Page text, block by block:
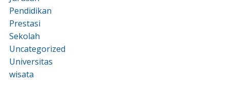
Pendidikan
Prestasi
Sekolah
Uncategorized
Universitas
wisata